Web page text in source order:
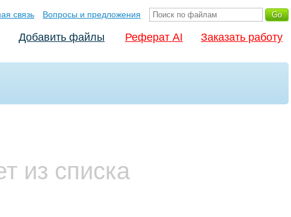
связь Вопросы и предложения
Добавить файлы Реферат AI Заказать работу
из списка